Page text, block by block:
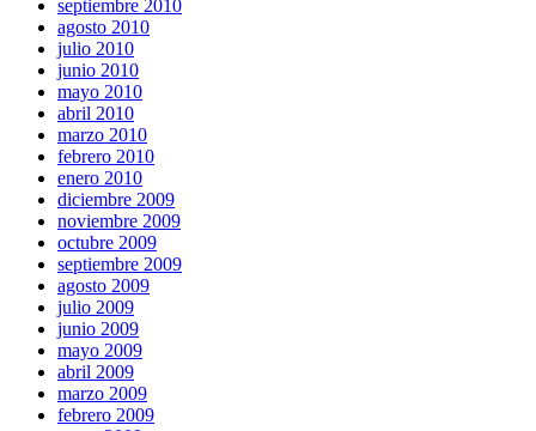
septiembre 2010
agosto 2010
julio 2010
junio 2010
mayo 2010
abril 2010
marzo 2010
febrero 2010
enero 2010
diciembre 2009
noviembre 2009
octubre 2009
septiembre 2009
agosto 2009
julio 2009
junio 2009
mayo 2009
abril 2009
marzo 2009
febrero 2009